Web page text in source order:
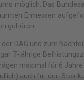
möglich. Das
Ermessen
gehören.
RAG und zum
7-jährige
maximal für 6
auch für den
Mandanten